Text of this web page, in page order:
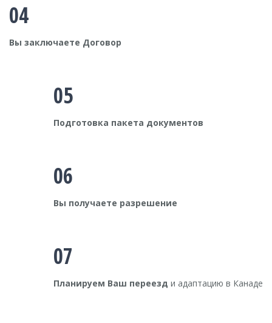
04
Вы заключаете Договор
05
Подготовка пакета документов
06
Вы получаете разрешение
07
Планируем Ваш переезд и адаптацию в Канаде